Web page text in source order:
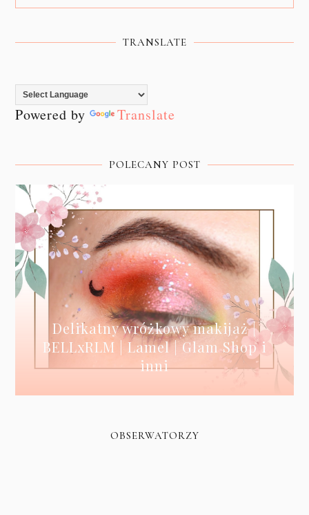
TRANSLATE
Powered by Translate
POLECANY POST
Delikatny wróżkowy makijaż |
BELLxRLM | Lamel | Glam Shop i
inni
OBSERWATORZY